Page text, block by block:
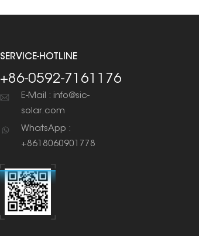
SERVICE-HOTLINE
+86-0592-7161176
E-Mail : info@sic-
solar.com
WhatsApp :
+8618060901778